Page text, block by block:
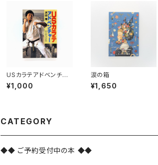
USカラテアドベンチャ
ー
¥1,000
涙の箱
¥1,650
CATEGORY
◆◆ ご予約受付中の本 ◆◆